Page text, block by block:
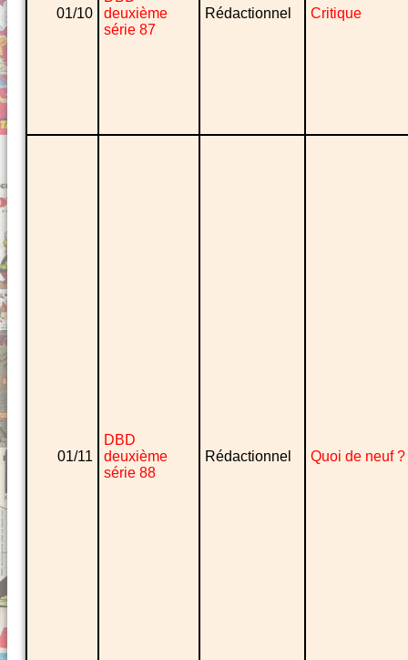
01/10
deuxième
série 87
Rédactionnel Critique
01/11
DBD
deuxième
série 88
Rédactionnel Quoi de neuf ?